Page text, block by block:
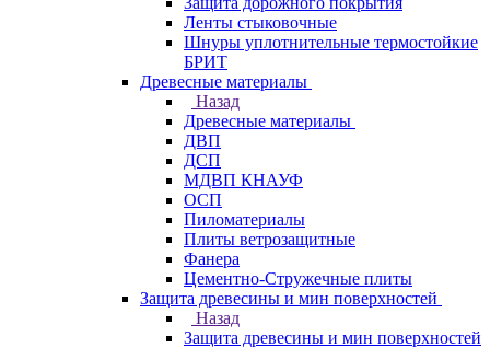
Ленты стыковочные
Шнуры уплотнительные термостойкие
БРИТ
Древесные материалы
Назад
Древесные материалы
ДВП
ДСП
МДВП КНАУФ
ОСП
Пиломатериалы
Плиты ветрозащитные
Фанера
Цементно-Стружечные плиты
Защита древесины и мин поверхностей
Назад
Защита древесины и мин поверхностей